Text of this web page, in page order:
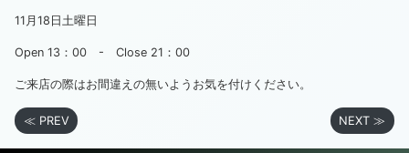
11月18日土曜日
Open 13：00 - Close 21：00
ご来店の際はお間違えの無いようお気を付けください。
≪ PREV NEXT ≫